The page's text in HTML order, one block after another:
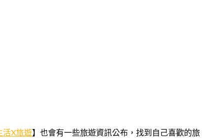
活X旅遊】也會有一些旅遊資訊公布，找到自己喜歡的旅